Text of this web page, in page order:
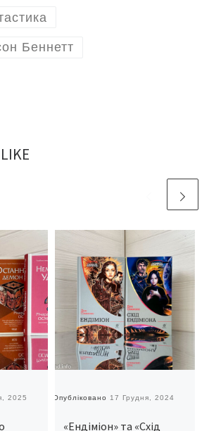
Беннетт
2025 Опубліковано 17 Грудня, 2024
«Ендіміон» та «Схід